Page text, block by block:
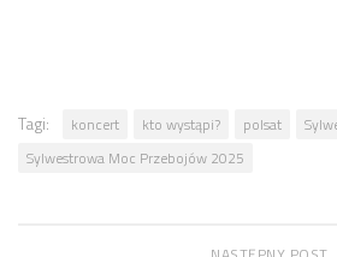
Tagi: koncert kto wystąpi? polsat
Sylwestrowa Moc Przebojów 2025